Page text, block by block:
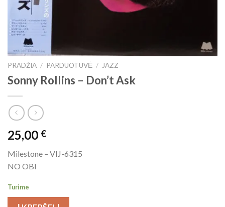
PRADŽIA / PARDUOTUVĖ / JAZZ
Sonny Rollins ‎– Don’t Ask
25,00 €
Milestone – VIJ-6315
NO OBI
Turime